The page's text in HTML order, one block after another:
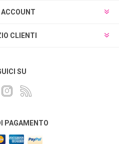
ACCOUNT
CLIENTI
SU
PAGAMENTO